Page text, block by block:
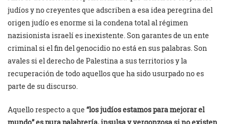
judíos y no creyentes que adscriben a esa idea peregrina del
origen judío es enorme si la condena total al régimen
nazisionista israelí es inexistente. Son garantes de un ente
criminal si el fin del genocidio no está en sus palabras. Son
avales si el derecho de Palestina a sus territorios y la
recuperación de todo aquellos que ha sido usurpado no es
parte de su discurso.
Aquello respecto a que “los judíos estamos para mejorar el